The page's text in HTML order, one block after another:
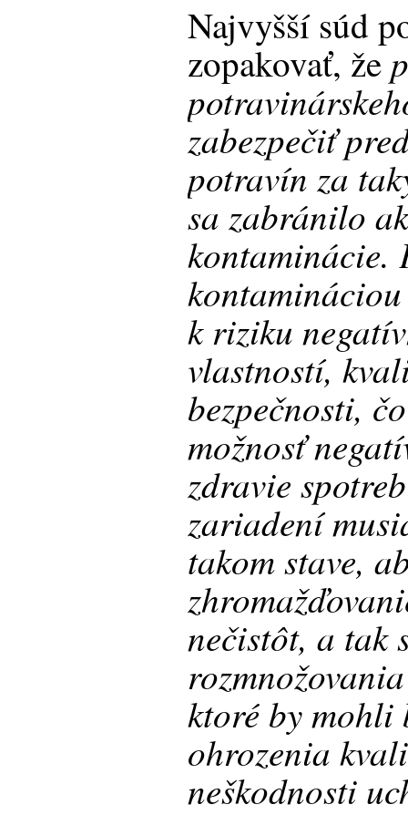
Najvyšší súd
zopakovať, že
zabezpečiť
potravín za
sa zabránilo
kontaminácie.
k riziku
vlastností,
bezpečnosti,
možnosť
zdravie
zariadení
takom stave,
nečistôt, a tak
ktoré by
ohrozenia
neškodnosti